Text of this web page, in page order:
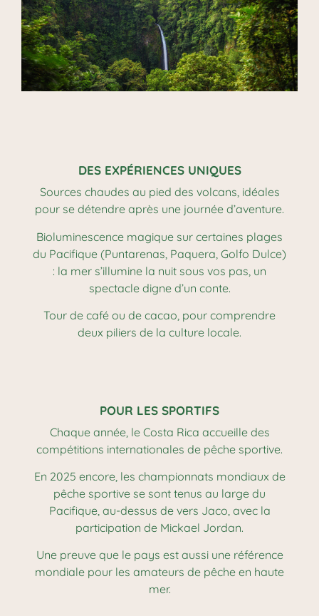
DES EXPÉRIENCES UNIQUES
Sources chaudes au pied des volcans, idéales
pour se détendre après une journée d’aventure.
Bioluminescence magique sur certaines plages
du Pacifique (Puntarenas, Paquera, Golfo Dulce)
: la mer s’illumine la nuit sous vos pas, un
spectacle digne d’un conte.
Tour de café ou de cacao, pour comprendre
deux piliers de la culture locale.
POUR LES SPORTIFS
Chaque année, le Costa Rica accueille des
compétitions internationales de pêche sportive.
En 2025 encore, les championnats mondiaux de
pêche sportive se sont tenus au large du
Pacifique, au-dessus de vers Jaco, avec la
participation de Mickael Jordan.
Une preuve que le pays est aussi une référence
mondiale pour les amateurs de pêche en haute
mer.